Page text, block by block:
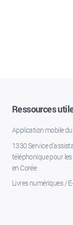
Ressources
Application mobile du
1330 Service
téléphonique pour
en Corée
Livres numériques /